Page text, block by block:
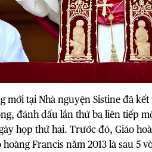
mới tại Nhà nguyện Sistine đã
đánh dấu lần thứ ba liên tiếp
họp thứ hai. Trước đó, Giáo
Francis năm 2013 là sau 5